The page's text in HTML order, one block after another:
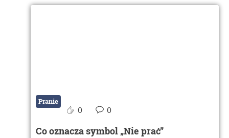
Pranie
0 0
Co oznacza symbol „Nie prać”